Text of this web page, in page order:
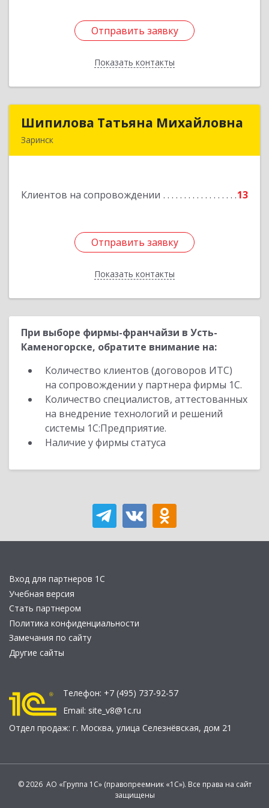
Отправить заявку
Показать контакты
Отправить заявку
Назад
Шипилова Татьяна Михайловна
Заринск
Клиентов на сопровождении 13
Отправить заявку
Показать контакты
Шипилова Татьяна Михайловна
Отправить заявку
Назад
При выборе фирмы-франчайзи в Усть-
Каменогорске, обратите внимание на:
Количество клиентов (договоров ИТС)
на сопровождении у партнера фирмы 1С.
Количество специалистов, аттестованных
на внедрение технологий и решений
системы 1С:Предприятие.
Наличие у фирмы статуса
Вход для партнеров 1С
Учебная версия
Стать партнером
Политика конфиденциальности
Замечания по сайту
Другие сайты
Телефон: +7 (495) 737-92-57
Email: site_v8@1c.ru
Отдел продаж: г. Москва, улица Селезнёвская, дом 21
© 2026 АО «Группа 1С» (правопреемник «1С»). Все права на сайт
защищены